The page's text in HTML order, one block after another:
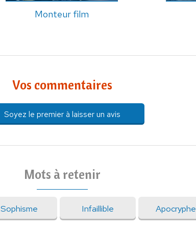
Monteur film
Vos commentaires
Soyez le premier à laisser un avis
Mots à retenir
Sophisme Infaillible Apocryphe